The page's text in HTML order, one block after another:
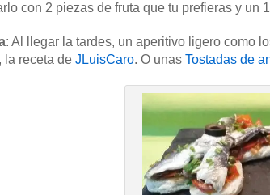
con 2 piezas de fruta que tu prefieras y un
: Al llegar la tardes, un aperitivo ligero como
, la receta de JLuisCaro. O unas Tostadas de